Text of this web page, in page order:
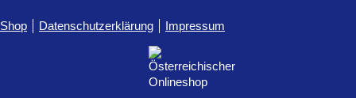
Shop Datenschutzerklärung Impressum